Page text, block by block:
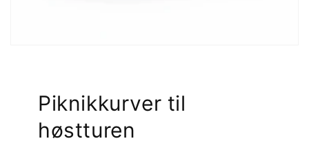
Piknikkurver til
høstturen